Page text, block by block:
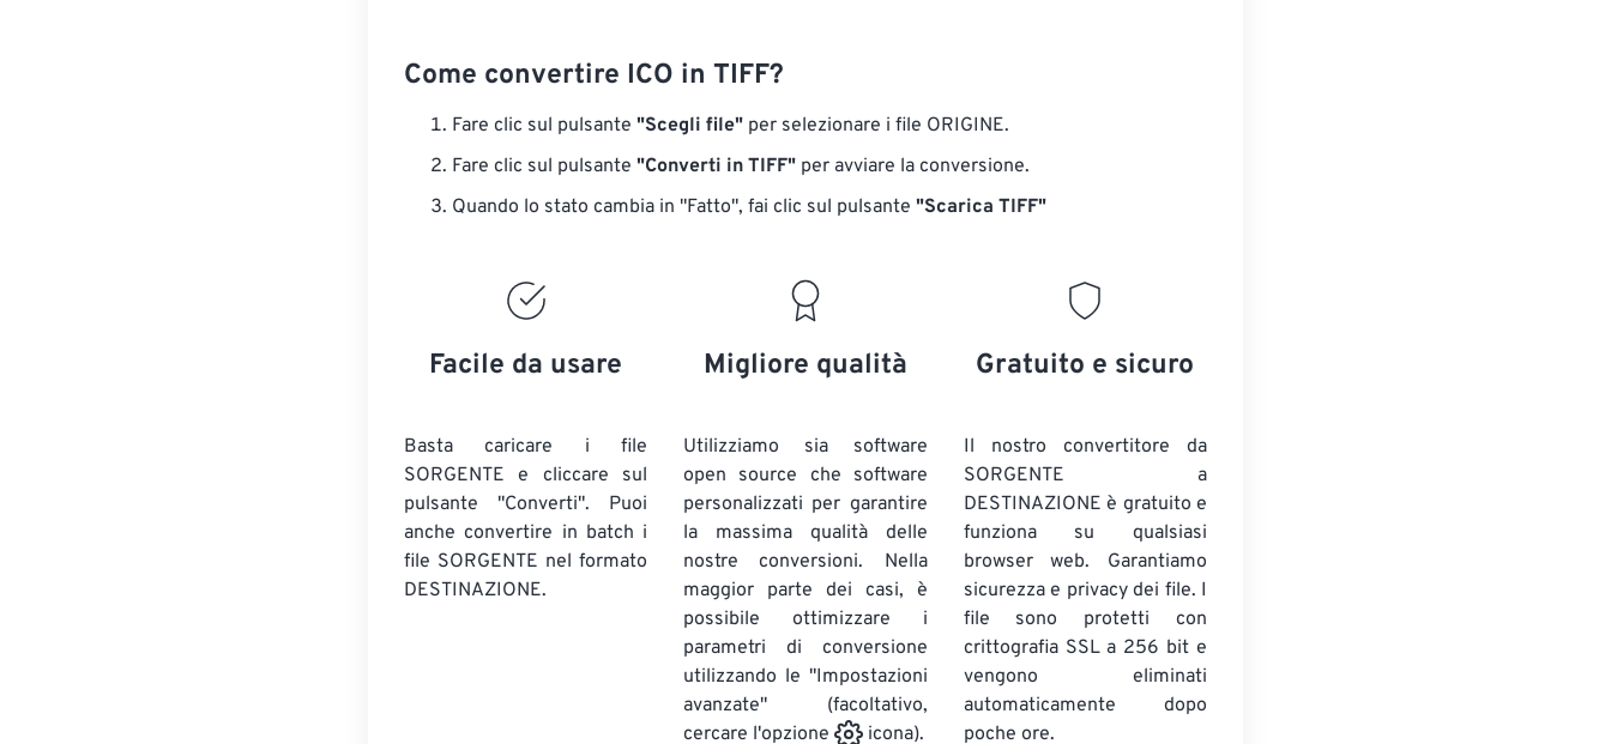
Come convertire ICO in TIFF?
Fare clic sul pulsante "Scegli file" per selezionare i file ORIGINE.
Fare clic sul pulsante "Converti in TIFF" per avviare la conversione.
Quando lo stato cambia in "Fatto", fai clic sul pulsante "Scarica TIFF"
Facile da usare
Basta caricare i file
SORGENTE e cliccare sul
pulsante "Converti". Puoi
anche convertire in batch i
file SORGENTE nel formato
DESTINAZIONE.
Migliore qualità
Utilizziamo sia software
open source che software
personalizzati per garantire
la massima qualità delle
nostre conversioni. Nella
maggior parte dei casi, è
possibile ottimizzare i
parametri di conversione
utilizzando le "Impostazioni
avanzate" (facoltativo,
cercare l'opzione
icona).
Gratuito e sicuro
Il nostro convertitore da
SORGENTE a
DESTINAZIONE è gratuito e
funziona su qualsiasi
browser web. Garantiamo
sicurezza e privacy dei file. I
file sono protetti con
crittografia SSL a 256 bit e
vengono eliminati
automaticamente dopo
poche ore.